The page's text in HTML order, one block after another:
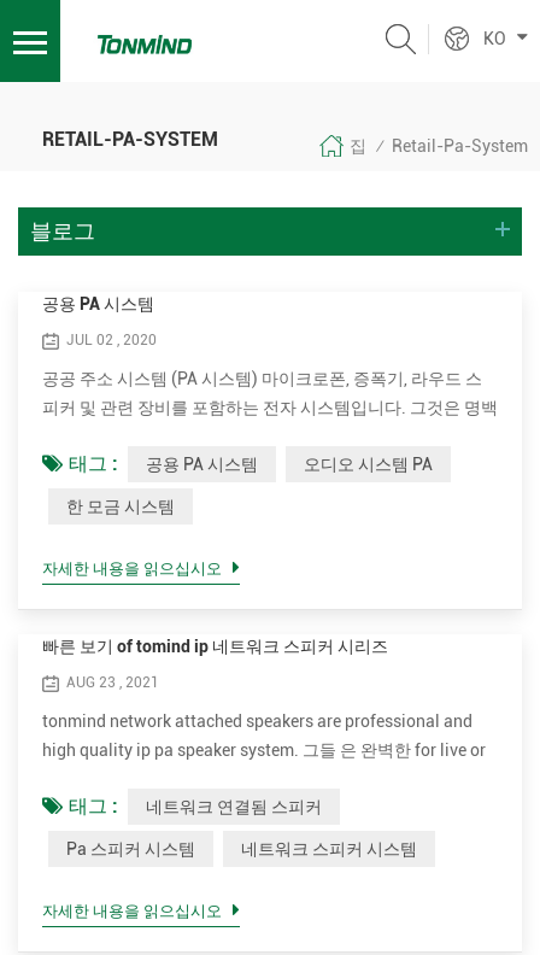
KO
RETAIL-PA-SYSTEM 집 / Retail-Pa-System
블로그
공용 PA 시스템
JUL 02 , 2020
공공 주소 시스템 (PA 시스템) 마이크로폰, 증폭기, 라우드 스
피커 및 관련 장비를 포함하는 전자 시스템입니다. 그것은 명백
기타 음향 음원 또는 녹음 된 소리 또는 음악의 음악. PA 시스템
은 아나운서, 수행자 등을 필요로하는 공공 장소에서는 거리에
설 및 라이브 또는 녹음 된 음악 장소 및 이벤트가 포함됩니다.
PA 시스템에는 다중 마이크 또는 다른 사운드 소스, 여러 소스
를 결합하고 수정하는 혼합 콘솔과 더 크게 볼륨 또는 더 넓은
다. 간단한 PA 시스템은 학교...
태그 : 공용 PA 시스템 오디오 시스템 PA
한 모금 시스템
자세한 내용을 읽으십시오
빠른 보기 of tomind ip 네트워크 스피커 시리즈
AUG 23 , 2021
tonmind network attached speakers are professional and
high quality ip pa speaker system. 그들 은 완벽한 for live or
announcements, security or fire alarm linkage . the different
models can be applied to different 경우. 우리 목표 to 제공 우
blended the 천장, perfect for installation in...
태그 : 네트워크 연결됨 스피커
Pa 스피커 시스템 네트워크 스피커 시스템
자세한 내용을 읽으십시오